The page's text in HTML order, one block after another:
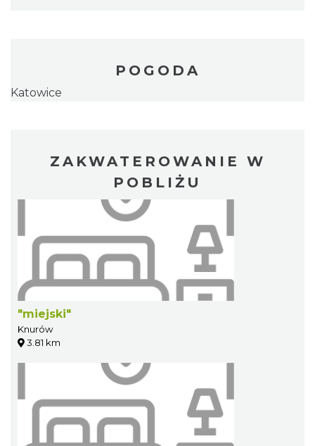
POGODA
Katowice
ZAKWATEROWANIE W
POBLIŻU
"miejski"
Knurów
3.81 km